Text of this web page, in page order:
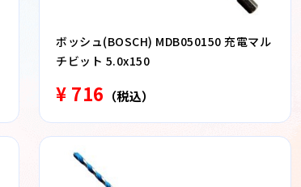
ボッシュ(BOSCH) MDB050150 充電マル
チビット 5.0x150
¥ 716 （税込）